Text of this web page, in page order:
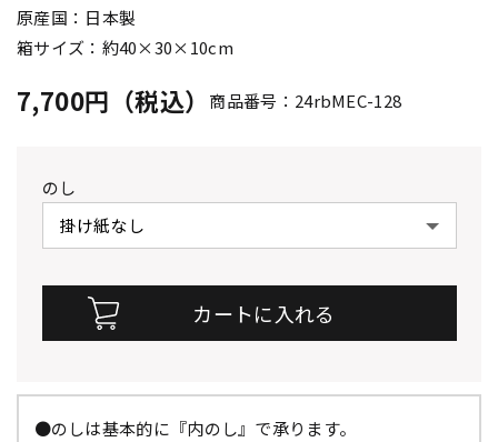
原産国：日本製
箱サイズ：約40×30×10cm
7,700円（税込） 商品番号：24rbMEC-128
のし
●のしは基本的に『内のし』で承ります。